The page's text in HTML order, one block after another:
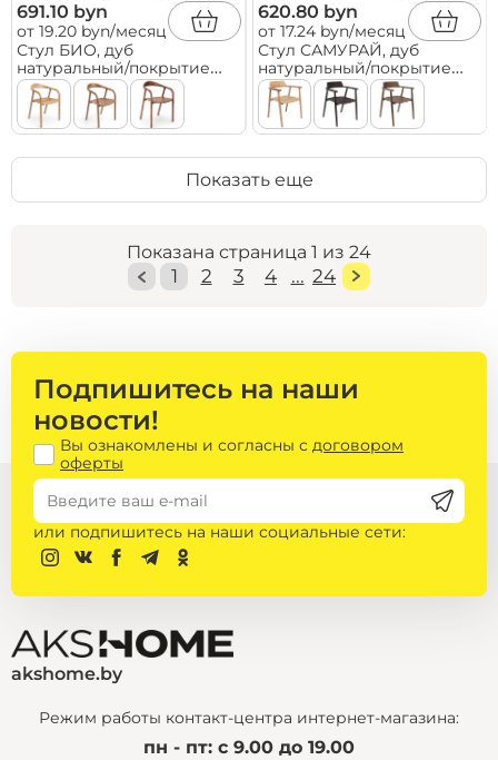
691.10 byn
от 19.20 byn/месяц
Стул БИО, дуб
натуральный/покрытие
рич
620.80 byn
от 17.24 byn/месяц
Стул САМУРАЙ, дуб
натуральный/покрытие
коньяк
Показать еще
Показана страница 1 из 24
1 2 3 4 ... 24
Подпишитесь на наши
новости!
Вы ознакомлены и согласны с договором
оферты
или подпишитесь на наши социальные сети:
akshome.by
Режим работы контакт-центра интернет-магазина:
пн - пт: с 9.00 до 19.00